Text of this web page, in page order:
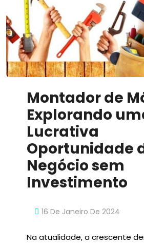
Montador de
Explorando
Lucrativa
Oportunidade
Negócio sem
Investimento
16 De Janeiro De 2024
Na atualidade, a crescente